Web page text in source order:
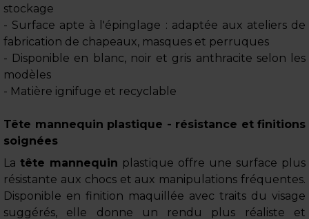
stockage
- Surface apte à l'épinglage : adaptée aux ateliers de
fabrication de chapeaux, masques et perruques
- Disponible en blanc, noir et gris anthracite selon les
modèles
- Matière ignifuge et recyclable
Tête mannequin plastique - résistance et finitions
soignées
La tête mannequin plastique offre une surface plus
résistante aux chocs et aux manipulations fréquentes.
Disponible en finition maquillée avec traits du visage
suggérés, elle donne un rendu plus réaliste et